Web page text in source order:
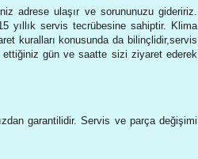
adrese ulaşır ve sorununuzu gideririz.
yıllık servis tecrübesine sahiptir. Klima
kuralları konusunda da bilinçlidir,servis
gün ve saatte sizi ziyaret ederek
garantilidir. Servis ve parça değişimi